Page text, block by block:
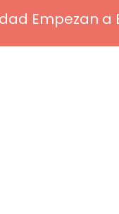
Empezan